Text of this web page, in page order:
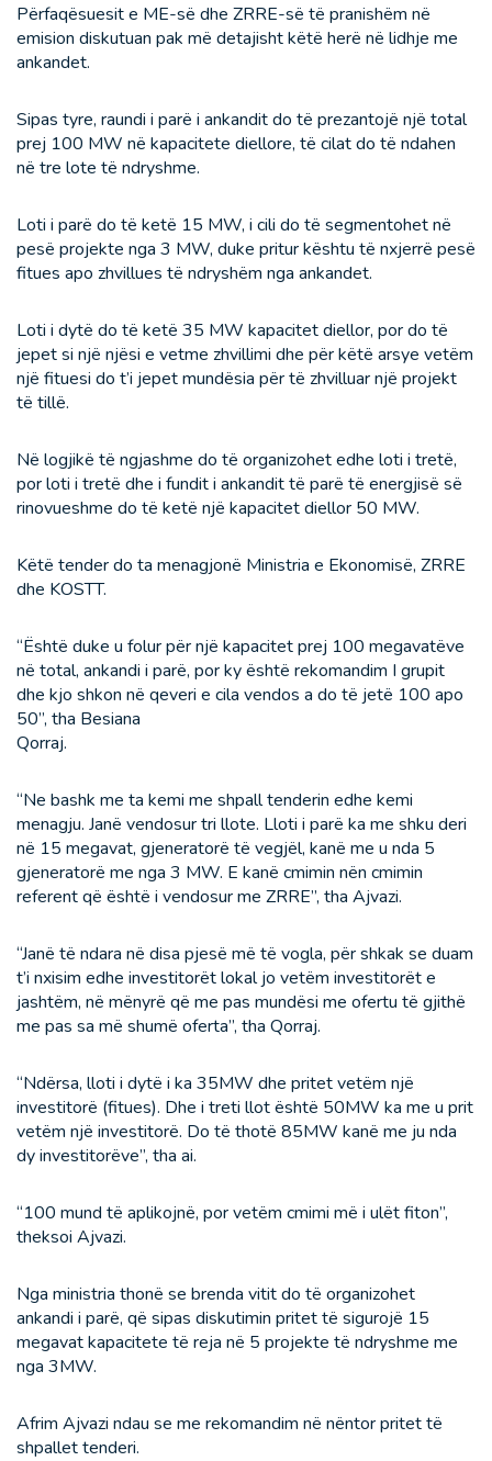
Përfaqësuesit e ME-së dhe ZRRE-së të pranishëm në
emision diskutuan pak më detajisht këtë herë në lidhje me
ankandet.
Sipas tyre, raundi i parë i ankandit do të prezantojë një total
prej 100 MW në kapacitete diellore, të cilat do të ndahen
në tre lote të ndryshme.
Loti i parë do të ketë 15 MW, i cili do të segmentohet në
pesë projekte nga 3 MW, duke pritur kështu të nxjerrë pesë
fitues apo zhvillues të ndryshëm nga ankandet.
Loti i dytë do të ketë 35 MW kapacitet diellor, por do të
jepet si një njësi e vetme zhvillimi dhe për këtë arsye vetëm
një fituesi do t’i jepet mundësia për të zhvilluar një projekt
të tillë.
Në logjikë të ngjashme do të organizohet edhe loti i tretë,
por loti i tretë dhe i fundit i ankandit të parë të energjisë së
rinovueshme do të ketë një kapacitet diellor 50 MW.
Këtë tender do ta menagjonë Ministria e Ekonomisë, ZRRE
dhe KOSTT.
“Është duke u folur për një kapacitet prej 100 megavatëve
në total, ankandi i parë, por ky është rekomandim I grupit
dhe kjo shkon në qeveri e cila vendos a do të jetë 100 apo
50”, tha Besiana
Qorraj.
“Ne bashk me ta kemi me shpall tenderin edhe kemi
menagju. Janë vendosur tri llote. Lloti i parë ka me shku deri
në 15 megavat, gjeneratorë të vegjël, kanë me u nda 5
gjeneratorë me nga 3 MW. E kanë cmimin nën cmimin
referent që është i vendosur me ZRRE”, tha Ajvazi.
“Janë të ndara në disa pjesë më të vogla, për shkak se duam
t’i nxisim edhe investitorët lokal jo vetëm investitorët e
jashtëm, në mënyrë që me pas mundësi me ofertu të gjithë
me pas sa më shumë oferta”, tha Qorraj.
“Ndërsa, lloti i dytë i ka 35MW dhe pritet vetëm një
investitorë (fitues). Dhe i treti llot është 50MW ka me u prit
vetëm një investitorë. Do të thotë 85MW kanë me ju nda
dy investitorëve”, tha ai.
“100 mund të aplikojnë, por vetëm cmimi më i ulët fiton”,
theksoi Ajvazi.
Nga ministria thonë se brenda vitit do të organizohet
ankandi i parë, që sipas diskutimin pritet të sigurojë 15
megavat kapacitete të reja në 5 projekte të ndryshme me
nga 3MW.
Afrim Ajvazi ndau se me rekomandim në nëntor pritet të
shpallet tenderi.